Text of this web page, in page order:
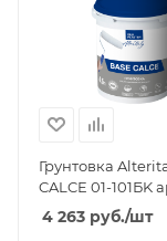
Грунтовка
CALCE 01-101БK
4 263 руб./шт